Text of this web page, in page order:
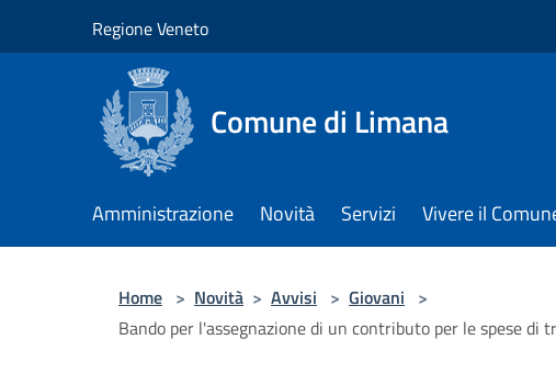
Regione Veneto
Comune di Limana
Amministrazione Novità Servizi Vivere il
Home > Novità > Avvisi > Giovani >
Bando per l'assegnazione di un contributo per le spese di